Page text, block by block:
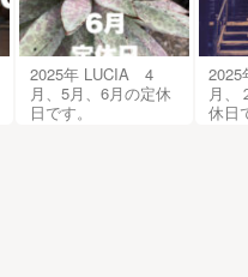
2025年 LUCIA 4
月、5月、6月の定休
日です。
月、
休日